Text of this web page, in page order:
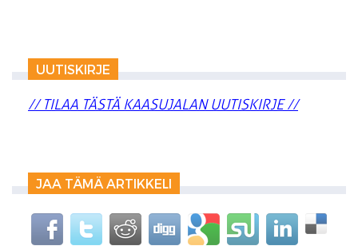
UUTISKIRJE
// TILAA TÄSTÄ KAASUJALAN UUTISKIRJE //
JAA TÄMÄ ARTIKKELI